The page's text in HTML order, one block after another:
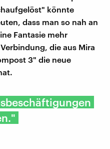
könnte
dass man so nah an
Fantasie mehr
die aus Mira
3" die neue